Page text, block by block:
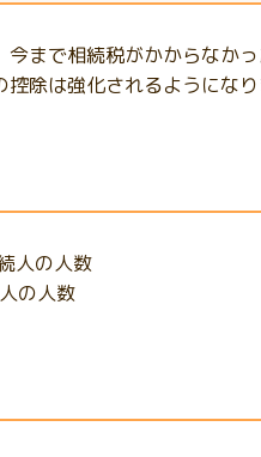
まで相続税がかからなか
除は強化されるようになり
人の人数
の人数